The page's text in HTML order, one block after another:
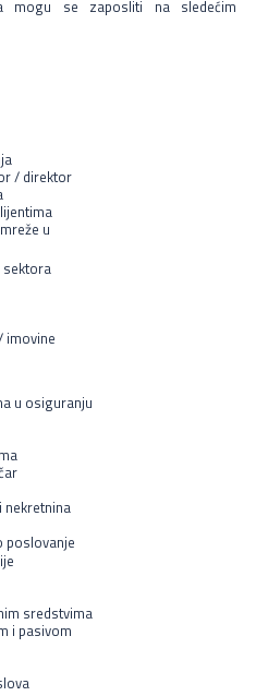
mogu se zaposliti na sledećim
/ direktor
u
sektora
imovine
u osiguranju
nekretnina
poslovanje
sredstvima
i pasivom